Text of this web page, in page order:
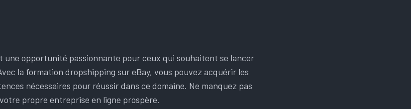
une opportunité passionnante pour ceux qui souhaitent se lancer
la formation dropshipping sur eBay, vous pouvez acquérir les
nécessaires pour réussir dans ce domaine. Ne manquez pas
propre entreprise en ligne prospère.